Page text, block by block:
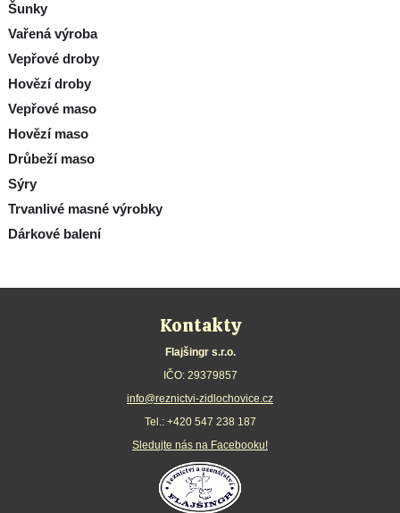
Šunky
Vařená výroba
Vepřové droby
Hovězí droby
Vepřové maso
Hovězí maso
Drůbeží maso
Sýry
Trvanlivé masné výrobky
Dárkové balení
Kontakty
Flajšingr s.r.o.
IČO: 29379857
info@reznictvi-zidlochovice.cz
Tel.: +420 547 238 187
Sledujte nás na Facebooku!